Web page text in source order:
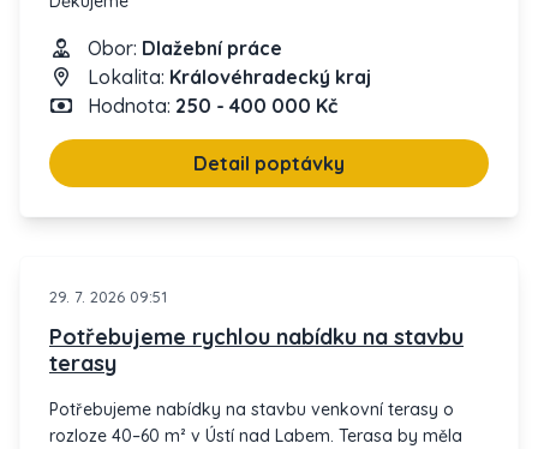
Obor: Dlažební práce
Lokalita: Královéhradecký kraj
Hodnota: 250 - 400 000 Kč
Detail poptávky
29. 7. 2026 09:51
Potřebujeme rychlou nabídku na stavbu
terasy
Potřebujeme nabídky na stavbu venkovní terasy o
rozloze 40–60 m² v Ústí nad Labem. Terasa by měla